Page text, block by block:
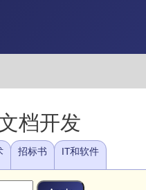
档开发
招标书 IT和软件